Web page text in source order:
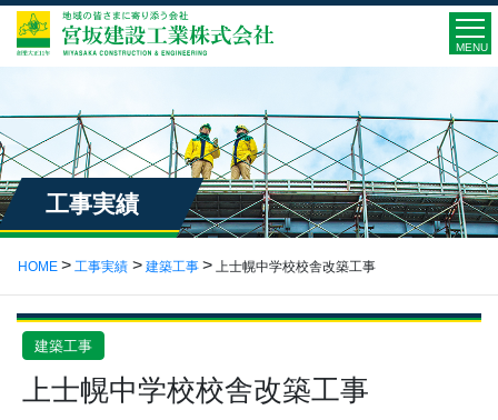
MENU
工事実績
HOME 工事実績 建築工事 上士幌中学校校舎改築工事
建築工事
上士幌中学校校舎改築工事